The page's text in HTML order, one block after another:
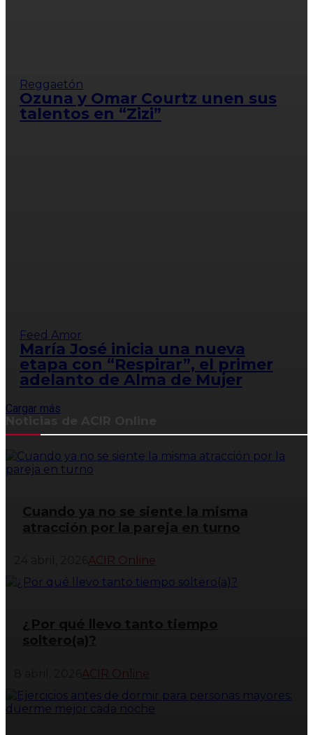
Reggaetón
Ozuna y Omar Courtz unen sus
talentos en “Zizi”
Feed Amor
María José inicia una nueva
etapa con “Respirar”, el primer
adelanto de Alma de Mujer
Cargar más
Cuando ya no se siente la misma
atracción por la pareja en turno
ACIR Online
¿Por qué llevo tanto tiempo
soltero(a)?
ACIR Online